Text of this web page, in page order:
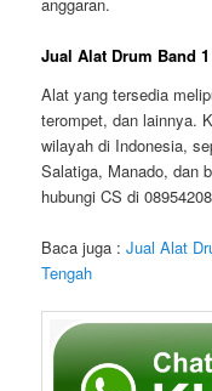
Jual Alat Drum Band
Alat yang tersedia
terompet, dan lainnya.
wilayah di Indonesia,
Salatiga, Manado, dan
hubungi CS di
Baca juga :Jual Alat
Tengah